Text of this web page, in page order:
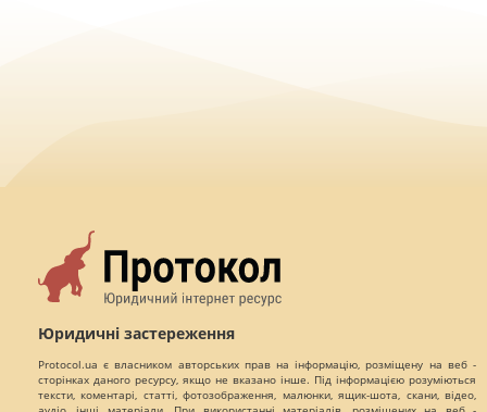
Юридичні застереження
Protocol.ua є власником авторських прав на інформацію, розміщену на веб -
сторінках даного ресурсу, якщо не вказано інше. Під інформацією розуміються
тексти, коментарі, статті, фотозображення, малюнки, ящик-шота, скани, відео,